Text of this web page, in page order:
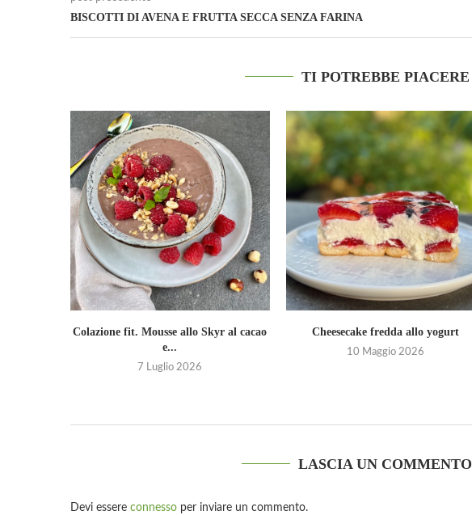
BISCOTTI DI AVENA E FRUTTA SECCA SENZA FARINA
TI POTREBBE PIACERE
Colazione fit. Mousse allo Skyr al cacao
e...
7 Luglio 2026
Cheesecake fredda allo yogurt
10 Maggio 2026
LASCIA UN COMMENTO
Devi essere connesso per inviare un commento.